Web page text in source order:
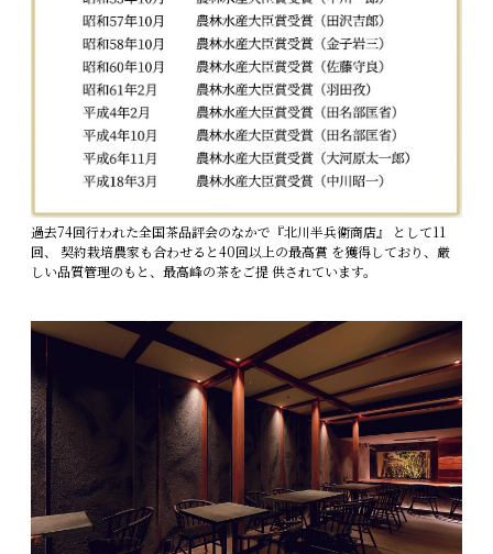
過去74回行われた全国茶品評会のなかで『北川半兵衞商店』 として11
回、 契約栽培農家も合わせると40回以上の最高賞 を獲得しており、厳
しい品質管理のもと、最高峰の茶をご提 供されています。